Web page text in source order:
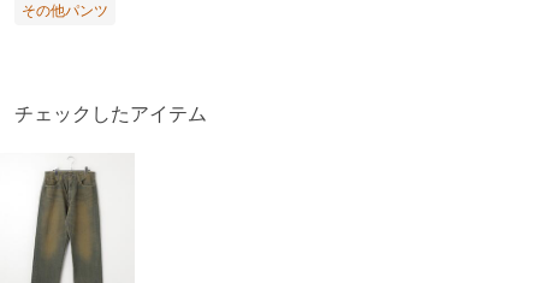
その他パンツ
チェックしたアイテム